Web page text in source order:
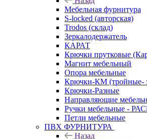
Мебельная фурнитура
S-locked (авторская)
Trodos (склад)
Зеркалодержатель
КАРАТ
Крючки прутковые
Магнит мебельный
Опора мебельные
Крючки-КМ (тройные-
Крючки-Разные
Направляющие
Ручки мебельные -
Петли мебельные
ПВХ ФУРНИТУРА
Назад